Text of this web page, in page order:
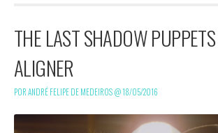
THE LAST SHADOW
ALIGNER
POR ANDRÉ FELIPE DE MEDEIROS @18/05/2016